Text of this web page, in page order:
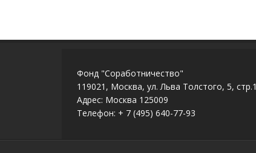
Фонд "Соработничество"
119021, Москва, ул. Льва Толстого, 5, стр.1
Адрес: Москва 125009
Телефон: + 7 (495) 640-77-93